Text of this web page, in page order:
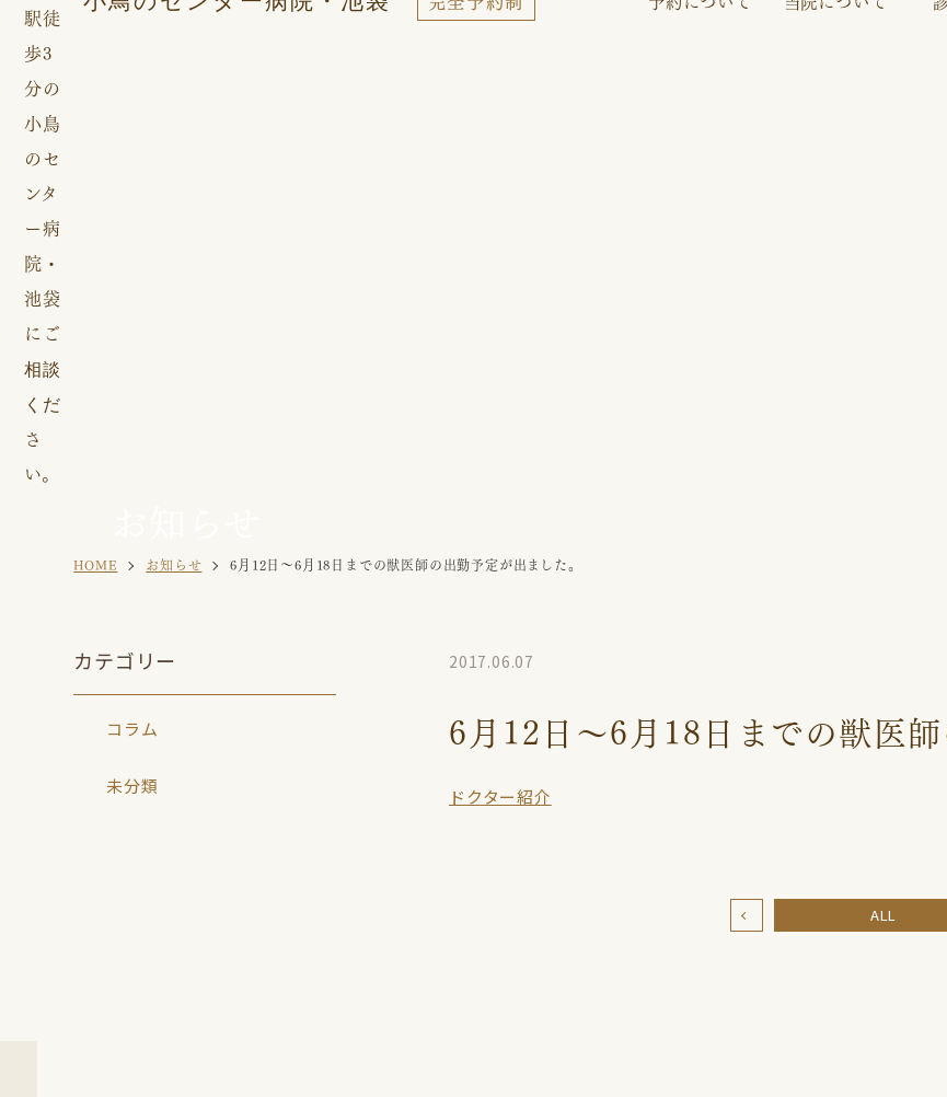
病院案内
セキセイインコ
お知らせ
HOME お知らせ 6月12日〜6月18日までの獣医師の出勤予定が出ました。
カテゴリー
コラム
未分類
2017.06.07
6月12日〜6月18日までの獣医
ドクター紹介
ALL